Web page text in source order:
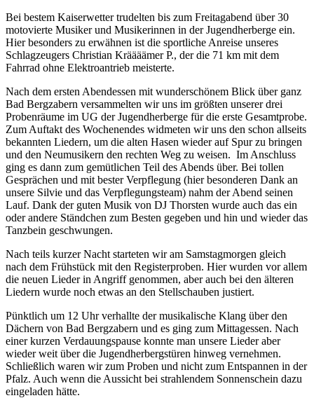
Bei bestem Kaiserwetter trudelten bis zum Freitagabend über 30
motovierte Musiker und Musikerinnen in der Jugendherberge ein.
Hier besonders zu erwähnen ist die sportliche Anreise unseres
Schlagzeugers Christian Kräääämer P., der die 71 km mit dem
Fahrrad ohne Elektroantrieb meisterte.
Nach dem ersten Abendessen mit wunderschönem Blick über ganz
Bad Bergzabern versammelten wir uns im größten unserer drei
Probenräume im UG der Jugendherberge für die erste Gesamtprobe.
Zum Auftakt des Wochenendes widmeten wir uns den schon allseits
bekannten Liedern, um die alten Hasen wieder auf Spur zu bringen
und den Neumusikern den rechten Weg zu weisen. Im Anschluss
ging es dann zum gemütlichen Teil des Abends über. Bei tollen
Gesprächen und mit bester Verpflegung (hier besonderen Dank an
unsere Silvie und das Verpflegungsteam) nahm der Abend seinen
Lauf. Dank der guten Musik von DJ Thorsten wurde auch das ein
oder andere Ständchen zum Besten gegeben und hin und wieder das
Tanzbein geschwungen.
Nach teils kurzer Nacht starteten wir am Samstagmorgen gleich
nach dem Frühstück mit den Registerproben. Hier wurden vor allem
die neuen Lieder in Angriff genommen, aber auch bei den älteren
Liedern wurde noch etwas an den Stellschauben justiert.
Pünktlich um 12 Uhr verhallte der musikalische Klang über den
Dächern von Bad Bergzabern und es ging zum Mittagessen. Nach
einer kurzen Verdauungspause konnte man unsere Lieder aber
wieder weit über die Jugendherbergstüren hinweg vernehmen.
Schließlich waren wir zum Proben und nicht zum Entspannen in der
Pfalz. Auch wenn die Aussicht bei strahlendem Sonnenschein dazu
eingeladen hätte.